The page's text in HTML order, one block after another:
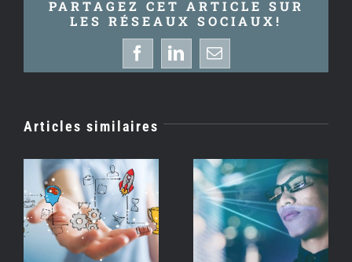
PARTAGEZ CET ARTICLE SUR
LES RÉSEAUX SOCIAUX!
FacebookLinkedInEmail
Articles similaires